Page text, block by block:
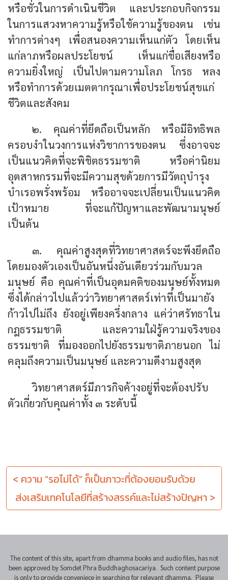
หรือชั่วในการดำเนินชีวิต และประกอบกิจกรรม
ในการแสวงหาความรู้หรือใช้ความรู้ของตน เช่น
ทำการต่างๆ เพื่อสนองความเห็นแก่ตัว โดยเห็น
แก่ลาภหรือผลประโยชน์ เห็นแก่ชื่อเสียงหรือ
ความยิ่งใหญ่ เป็นไปตามความโลภ โกรธ หลง
หรือทำการด้วยเมตตากรุณาเพื่อประโยชน์สุขแก่
ชีวิตและสังคม
๒. คุณค่าที่ยึดถือเป็นหลัก หรือมีอิทธิพล
ครอบงำในวงการแห่งวิชาการของตน ซึ่งอาจจะ
เป็นแนวคิดที่จะพิชิตธรรมชาติ หรือค่านิยม
อุตสาหกรรมที่จะมีความสุขด้วยการมีวัตถุบำรุง
บำเรอพรั่งพร้อม หรืออาจจะเปลี่ยนเป็นแนวคิด
เป้าหมาย ที่จะแก้ปัญหาและพัฒนามนุษย์
เป็นต้น
๓. คุณค่าสูงสุดที่วิทยาศาสตร์จะพึงยึดถือ
โดยมองตัวเองเป็นอันหนึ่งอันเดียวร่วมกับมวล
มนุษย์ คือ คุณค่าที่เป็นอุดมคติของมนุษย์ทั้งหมด
ซึ่งได้กล่าวไปแล้วว่าวิทยาศาสตร์เท่าที่เป็นมายัง
ก้าวไปไม่ถึง ยังอยู่เพียงครึ่งกลาง แค่ว่าศรัทธาใน
กฎธรรมชาติ และความใฝ่รู้ความจริงของ
ธรรมชาติ ที่มองออกไปยังธรรมชาติภายนอก ไม่
คลุมถึงความเป็นมนุษย์ และความดีงามสูงสุด
วิทยาศาสตร์มีภารกิจค้างอยู่ที่จะต้องปรับ
ตัวเกี่ยวกับคุณค่าทั้ง ๓ ระดับนี้
< ความ “รอไม่ได้” ก็เป็นภาวะที่ต้องยอมรับด้วย
ส่งเสริมเทคโนโลยีที่สร้างสรรค์และไม่สร้างปัญหา >
The content of this site, apart from dhamma books and audio files, has not
been approved by Somdet Phra Buddhaghosacariya. Such content purpose
is only to provide conveniece in searching for relevant dhamma. Please